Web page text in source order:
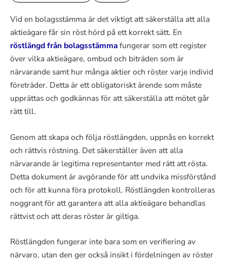
Vid en bolagsstämma är det viktigt att säkerställa att alla
aktieägare får sin röst hörd på ett korrekt sätt. En
röstlängd från bolagsstämmafungerar som ett register
över vilka aktieägare, ombud och biträden som är
närvarande samt hur många aktier och röster varje individ
företräder. Detta är ett obligatoriskt ärende som måste
upprättas och godkännas för att säkerställa att mötet går
rätt till.
Genom att skapa och följa röstlängden, uppnås en korrekt
och rättvis röstning. Det säkerställer även att alla
närvarande är legitima representanter med rätt att rösta.
Detta dokument är avgörande för att undvika missförstånd
och för att kunna föra protokoll. Röstlängden kontrolleras
noggrant för att garantera att alla aktieägare behandlas
rättvist och att deras röster är giltiga.
Röstlängden fungerar inte bara som en verifiering av
närvaro, utan den ger också insikt i fördelningen av röster